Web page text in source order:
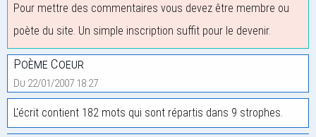
Pour mettre des commentaires vous devez être membre ou
poète du site. Un simple inscription suffit pour le devenir.
Poème Coeur
Du 22/01/2007 18:27
L'écrit contient 182 mots qui sont répartis dans 9 strophes.